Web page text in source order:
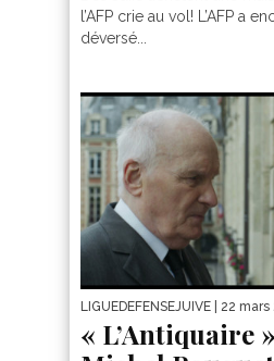
l’AFP crie au vol! L’AFP a
déversé...
LIGUEDEFENSEJUIVE | 22 mars
« L’Antiquaire